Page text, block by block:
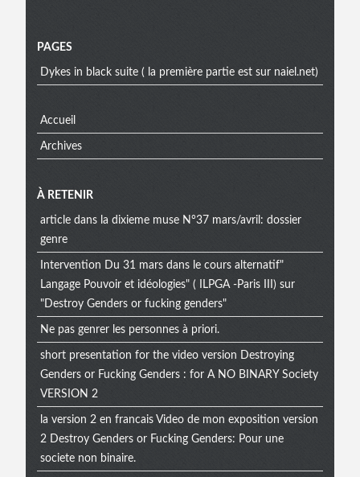
Menu
PAGES
Dykes in black suite ( la première partie est sur naiel.net)
Accueil
Archives
À RETENIR
article dans la dixieme muse N°37 mars/avril: dossier
genre
Intervention Du 31 mars dans le cours alternatif"
Langage Pouvoir et idéologies" ( ILPGA -Paris III) sur
"Destroy Genders or fucking genders"
Ne pas genrer les personnes à priori.
short presentation for the video version Destroying
Genders or Fucking Genders : for A NO BINARY Society
VERSION 2
la version 2 en francais Video de mon exposition version
2 Destroy Genders or Fucking Genders: Pour une
societe non binaire.